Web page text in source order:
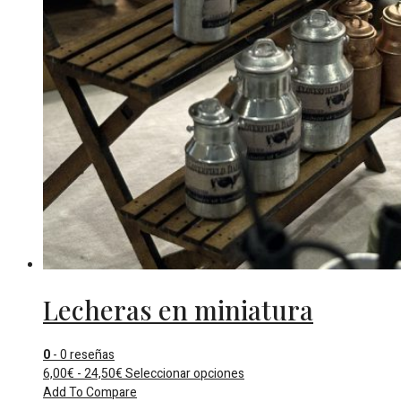
Lecheras en miniatura
0- 0 reseñas
6,00€ -24,50€Rango
de
Seleccionar opciones
Add To Compare